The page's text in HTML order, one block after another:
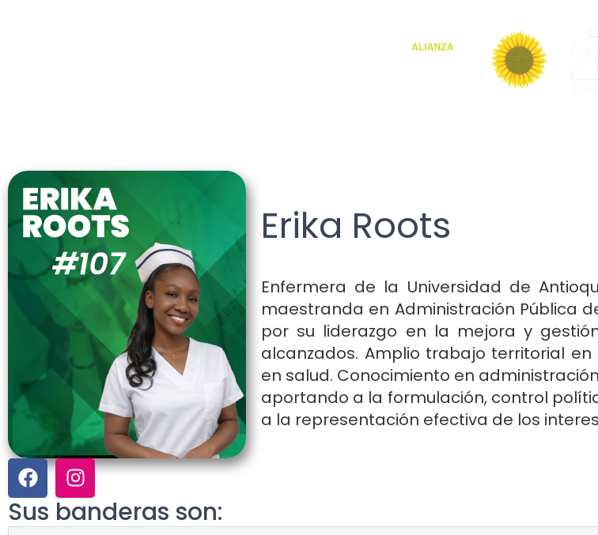
Erika Roots
Enfermera de la Universidad de
maestranda en Administración Pública
por su liderazgo en la mejora y
alcanzados. Amplio trabajo territorial
en salud. Conocimiento en
aportando a la formulación, control
a la representación efectiva de los
Sus banderas son: